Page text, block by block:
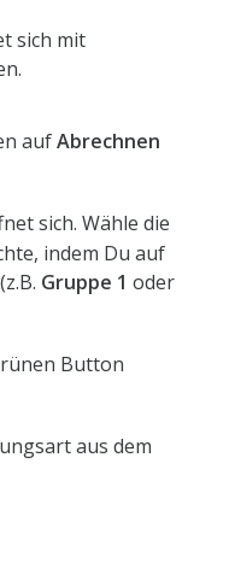
sich mit
aufAbrechnen
sich. Wähle die
indem Du auf
Gruppe 1 oder
Button
aus dem